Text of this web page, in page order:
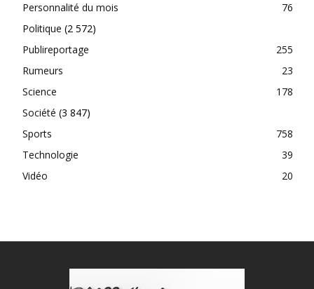
Personnalité du mois
76
Politique (2 572)
Publireportage
255
Rumeurs
23
Science
178
Société (3 847)
Sports
758
Technologie
39
Vidéo
20